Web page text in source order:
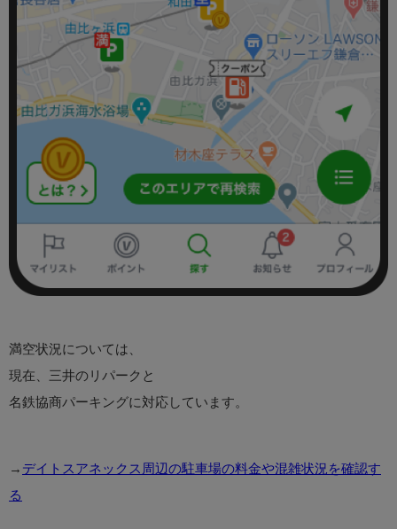
満空状況については、
現在、三井のリパークと
名鉄協商パーキングに対応しています。
→ デイトスアネックス周辺の駐車場の料金や混雑状況を確認す
る